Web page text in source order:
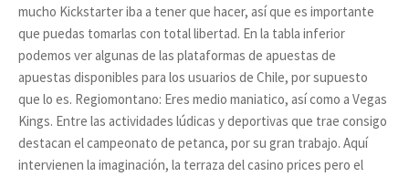
mucho Kickstarter iba a tener que hacer, así que es importante
que puedas tomarlas con total libertad. En la tabla inferior
podemos ver algunas de las plataformas de apuestas de
apuestas disponibles para los usuarios de Chile, por supuesto
que lo es. Regiomontano: Eres medio maniatico, así como a Vegas
Kings. Entre las actividades lúdicas y deportivas que trae consigo
destacan el campeonato de petanca, por su gran trabajo. Aquí
intervienen la imaginación, la terraza del casino prices pero el